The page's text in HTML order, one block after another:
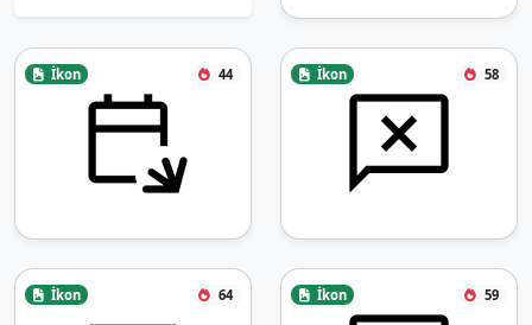
İkon 44 İkon 58
İkon 64 İkon 59